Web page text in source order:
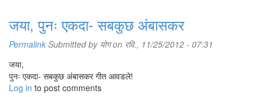
जया, पुनः एकदा- सबकुछ अंबासकर
Permalink Submitted by योगon रवि., 11/25/2012 - 07:31
जया,
पुनः एकदा- सबकुछ अंबासकर गीत आवडले!
Log in to post comments